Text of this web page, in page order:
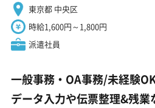
東京都 中央区
時給1,600円～1,800円
派遣社員
一般事務・OA事務/未経験
データ入力や伝票整理&残業